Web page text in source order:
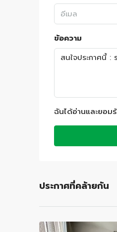
ข้อความ
ฉันได้อ่านและยอม
ประกาศที่คล้ายกัน